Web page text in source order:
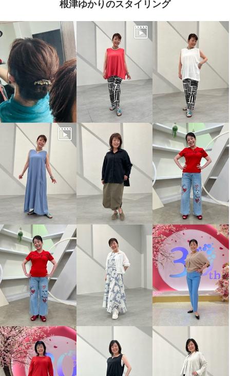
根津ゆかりのスタイリング